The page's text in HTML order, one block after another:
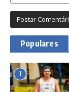
Populares
1